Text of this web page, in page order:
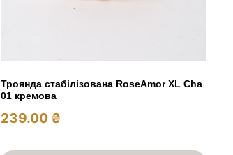
Троянда стабілізована RoseAmor XL Cha
01 кремова
239.00 ₴